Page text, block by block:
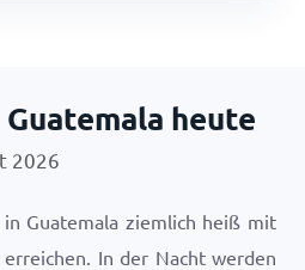
heute
2026
Guatemala ziemlich heiß mit
In der Nacht werden